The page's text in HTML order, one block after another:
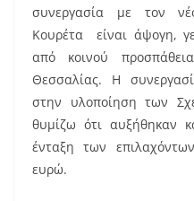
συνεργασία με τον
Κουρέτα είναι άψογη,
από κοινού
Θεσσαλίας. Η
στην υλοποίηση των
θυμίζω ότι αυξήθηκαν
ένταξη των
ευρώ.